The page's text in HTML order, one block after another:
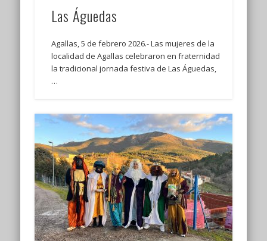
Las Águedas
Agallas, 5 de febrero 2026.- Las mujeres de la
localidad de Agallas celebraron en fraternidad
la tradicional jornada festiva de Las Águedas,
…